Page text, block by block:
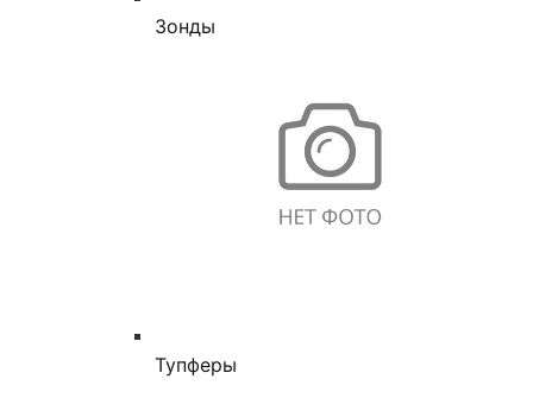
Зонды
Тупферы